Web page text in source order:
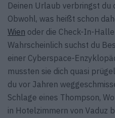
Deinen Urlaub verbringst du
Obwohl, was heißt schon
Wien oder die Check-In-
Wahrscheinlich suchst du
einer Cyberspace-
mussten sie dich quasi
du vor Jahren
Schlage eines Thompson,
in Hotelzimmern von Vaduz